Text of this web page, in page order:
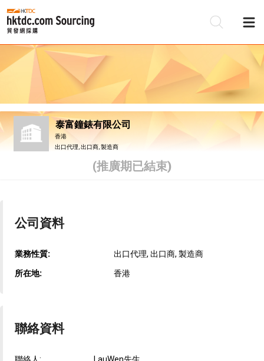
泰富鐘錶有限公司
香港
出口代理, 出口商, 製造商
(推廣期已結束)
公司資料
業務性質: 出口代理, 出口商, 製造商
所在地: 香港
聯絡資料
聯絡人: LauWen先生